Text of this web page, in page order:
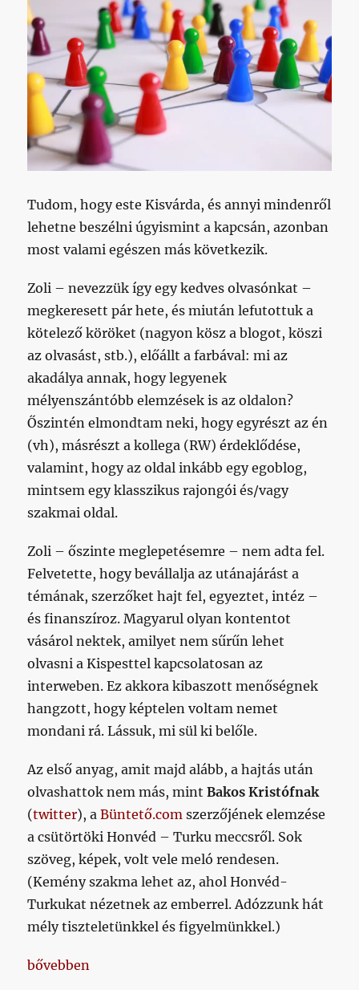
Tudom, hogy este Kisvárda, és annyi mindenről
lehetne beszélni úgyismint a kapcsán, azonban
most valami egészen más következik.
Zoli – nevezzük így egy kedves olvasónkat –
megkeresett pár hete, és miután lefutottuk a
kötelező köröket (nagyon kösz a blogot, köszi
az olvasást, stb.), előállt a farbával: mi az
akadálya annak, hogy legyenek
mélyenszántóbb elemzések is az oldalon?
Őszintén elmondtam neki, hogy egyrészt az én
(vh), másrészt a kollega (RW) érdeklődése,
valamint, hogy az oldal inkább egy egoblog,
mintsem egy klasszikus rajongói és/vagy
szakmai oldal.
Zoli – őszinte meglepetésemre – nem adta fel.
Felvetette, hogy bevállalja az utánajárást a
témának, szerzőket hajt fel, egyeztet, intéz –
és finanszíroz. Magyarul olyan kontentot
vásárol nektek, amilyet nem sűrűn lehet
olvasni a Kispesttel kapcsolatosan az
interweben. Ez akkora kibaszott menőségnek
hangzott, hogy képtelen voltam nemet
mondani rá. Lássuk, mi sül ki belőle.
Az első anyag, amit majd alább, a hajtás után
olvashattok nem más, mintBakos Kristófnak
(twitter), aBüntető.com szerzőjének elemzése
a csütörtöki Honvéd – Turku meccsről. Sok
szöveg, képek, volt vele meló rendesen.
(Kemény szakma lehet az, ahol Honvéd-
Turkukat nézetnek az emberrel. Adózzunk hát
mély tiszteletünkkel és figyelmünkkel.)
„A letámadásból már látszott valami, a
bővebben